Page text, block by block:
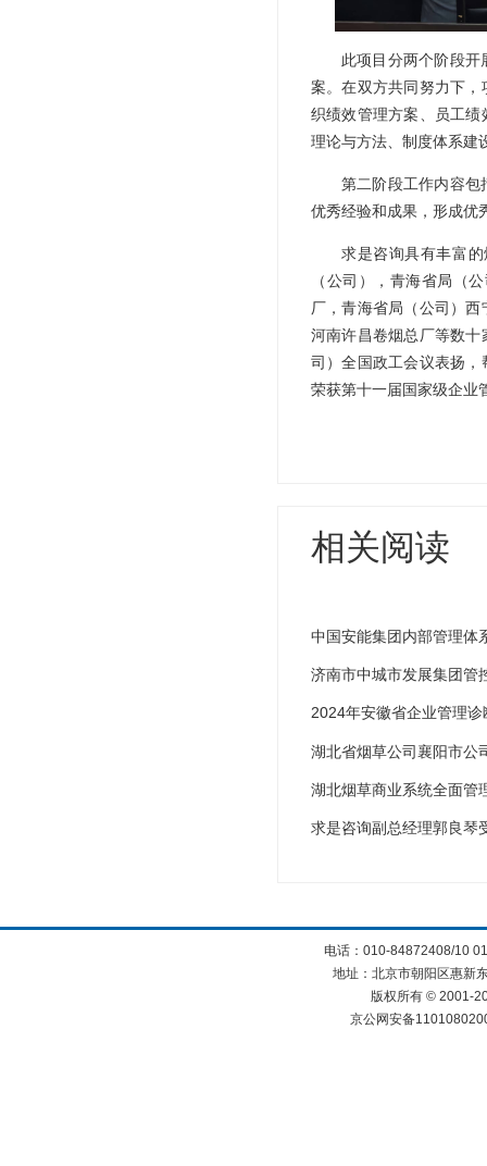
此项目分两个阶段
案。在双方共同努力下
织绩效管理方案、员工
理论与方法、制度体系建
第二阶段工作内容包
优秀经验和成果，形成优
求是咨询具有丰富
（公司），青海省局（
厂，青海省局（公司）
河南许昌卷烟总厂等数
司）全国政工会议表扬
荣获第十一届国家级企业
相关阅读
中国安能集团内部管理体
济南市中城市发展集团管
2024年安徽省企业管理
湖北省烟草公司襄阳市公
湖北烟草商业系统全面管
求是咨询副总经理郭良琴
电话：010-84872408/10
地址：北京市朝阳区惠新
版权所有 © 2001-
京公网安备